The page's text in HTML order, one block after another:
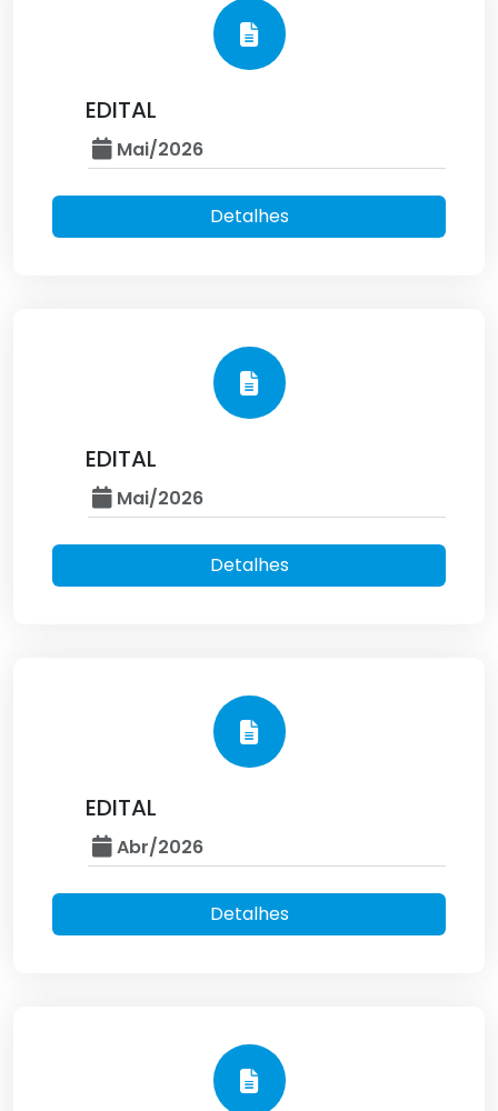
EDITAL
Mai/2026
Detalhes
EDITAL
Mai/2026
Detalhes
EDITAL
Abr/2026
Detalhes